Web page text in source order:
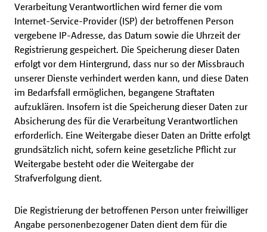
Verarbeitung Verantwortlichen wird ferner die vom
Internet-Service-Provider (ISP) der betroffenen Person
vergebene IP-Adresse, das Datum sowie die Uhrzeit der
Registrierung gespeichert. Die Speicherung dieser Daten
erfolgt vor dem Hintergrund, dass nur so der Missbrauch
unserer Dienste verhindert werden kann, und diese Daten
im Bedarfsfall ermöglichen, begangene Straftaten
aufzuklären. Insofern ist die Speicherung dieser Daten zur
Absicherung des für die Verarbeitung Verantwortlichen
erforderlich. Eine Weitergabe dieser Daten an Dritte erfolgt
grundsätzlich nicht, sofern keine gesetzliche Pflicht zur
Weitergabe besteht oder die Weitergabe der
Strafverfolgung dient.
Die Registrierung der betroffenen Person unter freiwilliger
Angabe personenbezogener Daten dient dem für die